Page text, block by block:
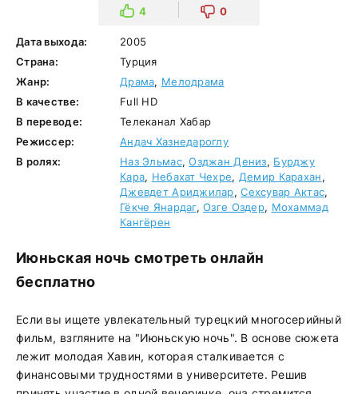
4 0
Дата выхода:
2005
Страна:
Турция
Жанр:
Драма, Мелодрама
В качестве:
Full HD
В переводе:
Телеканал Хабар
Режиссер:
Андач Хазнедароглу
В ролях:
Наз Эльмас,Озджан Дениз, Бурджу
Кара, Небахат Чехре, Демир Карахан,
Джевдет Ариджилар,Сехсувар Актас,
Гёкче Янардаг,Озге Оздер, Мохаммад
Кангёрен
Июньская ночь смотреть онлайн
бесплатно
Если вы ищете увлекательный турецкий многосерийный
фильм, взгляните на "Июньскую ночь". В основе сюжета
лежит молодая Хавин, которая сталкивается с
финансовыми трудностями в университете. Решив